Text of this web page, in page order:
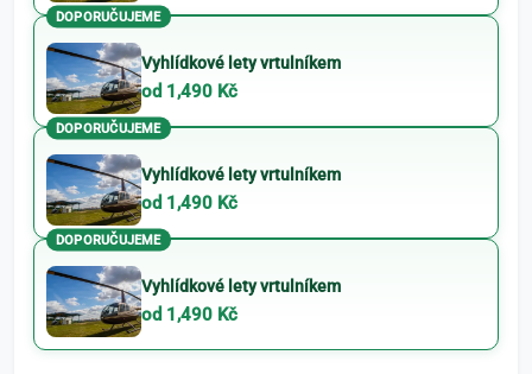
DOPORUČUJEME
Vyhlídkové lety vrtulníkem
od 1,490 Kč
DOPORUČUJEME
Vyhlídkové lety vrtulníkem
od 1,490 Kč
DOPORUČUJEME
Vyhlídkové lety vrtulníkem
od 1,490 Kč